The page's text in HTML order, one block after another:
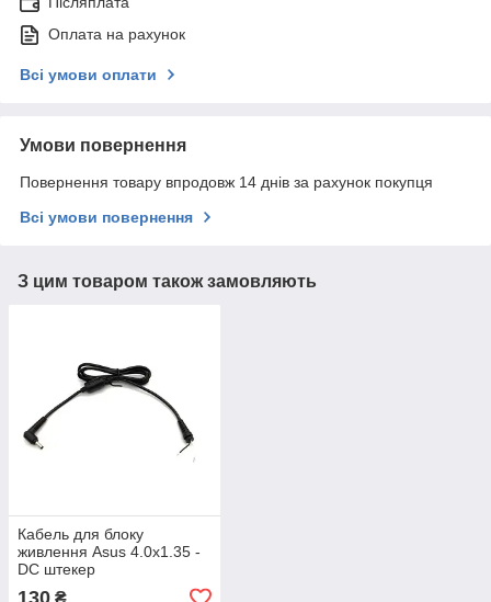
Оплата на рахунок
Всі умови оплати
Умови повернення
Повернення товару впродовж 14 днів за рахунок покупця
Всі умови повернення
З цим товаром також замовляють
Кабель для блоку
живлення Asus 4.0x1.35 -
DC штекер